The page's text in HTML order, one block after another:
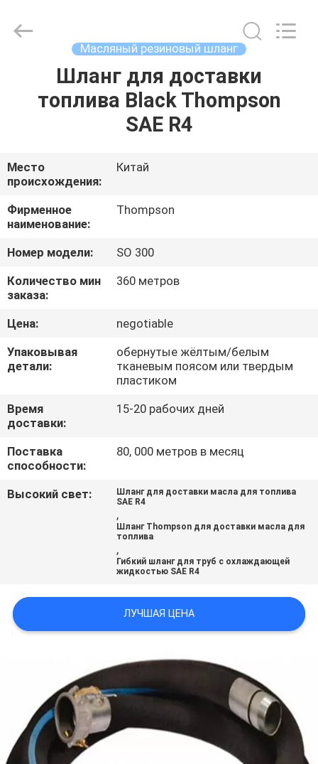
О
НАС
ПУТЕШЕСТВИЕ
ФАБРИКИ
ПРОВЕРКА
КАЧЕСТВА
СВЯЖИТЕСЬ
МЫ
НОВОСТИ
СПРОСИТЕ
PRIVACY
Масляный резиновый шланг
Шланг для доставки
топлива Black Thompson
SAE R4
Место
происхождения:
Китай
Фирменное
наименование:
Thompson
Номер модели:
SO 300
Количество мин
заказа:
360 метров
Цена:
negotiable
Упаковывая
детали:
обернутые жёлтым/белым
тканевым поясом или твердым
пластиком
Время
доставки:
15-20 рабочих дней
Поставка
способности:
80, 000 метров в месяц
Высокий свет:
Шланг для доставки масла для топлива
SAE R4
,
Шланг Thompson для доставки масла для
топлива
,
Гибкий шланг для труб с охлаждающей
жидкостью SAE R4
ЛУЧШАЯ ЦЕНА